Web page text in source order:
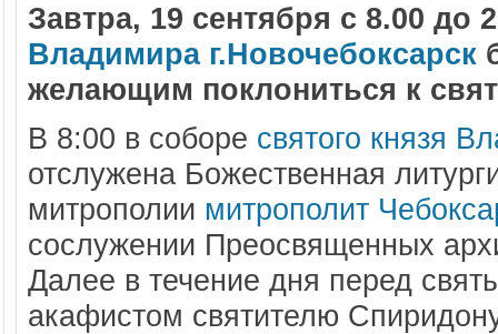
Завтра, 19 сентября с 8.00 до
Владимира г.Новочебоксарск
желающим поклониться к
В 8:00 в соборе святого князя
отслужена Божественная
митрополии митрополит
сослужении Преосвященных
Далее в течение дня перед
акафистом святителю